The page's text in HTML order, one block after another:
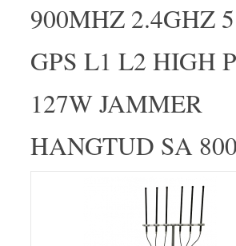
900MHZ 2.4GHZ
GPS L1 L2 HIGH
127W JAMMER
HANGTUD SA